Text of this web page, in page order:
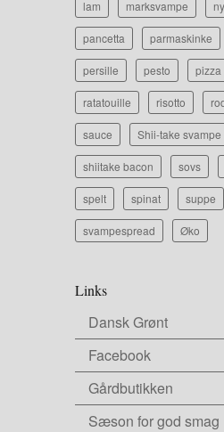
lam marksvampe
pancetta parmaskinke
persille pesto pizza
ratatouille risotto
sauce Shii-take svampe
shiitake bacon sovs
spelt spinat suppe
svampespread Øko
Links
Dansk Grønt
Facebook
Gårdbutikken
Sæson for god smag